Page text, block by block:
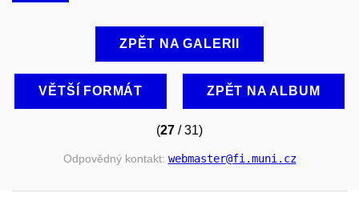
ZPĚT NA GALERII
VĚTŠÍ FORMÁT ZPĚT NA ALBUM
(27 / 31)
Odpovědný kontakt: webmaster@fi.muni.cz